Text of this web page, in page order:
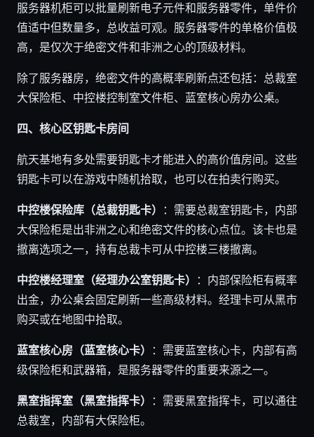
服务器机柜可以批量刷新电子元件和服务器零件，单件价
值适中但数量多，总收益可观。服务器零件的单格价值极
高，是仅次于绝密文件和非洲之心的顶级材料。
除了服务器房，绝密文件的高概率刷新点还包括：总裁室
大保险柜、中控楼控制室文件柜、蓝室核心房办公桌。
四、核心区钥匙卡房间
航天基地有多处需要钥匙卡才能进入的高价值房间。这些
钥匙卡可以在游戏中随机拾取，也可以在拍卖行购买。
中控楼保险库（总裁钥匙卡）
：需要总裁室钥匙卡，内部
大保险柜是出非洲之心和绝密文件的核心点位。该卡也是
撤离选项之一，持有总裁卡可从中控楼三楼撤离。
中控楼经理室（经理办公室钥匙卡）
：内部保险柜有概率
出金，办公桌会固定刷新一些高级材料。经理卡可从黑市
购买或在地图中拾取。
蓝室核心房（蓝室核心卡）
：需要蓝室核心卡，内部有高
级保险柜和武器箱，是服务器零件的重要来源之一。
黑室指挥室（黑室指挥卡）
：需要黑室指挥卡，可以通往
总裁室，内部有大保险柜。